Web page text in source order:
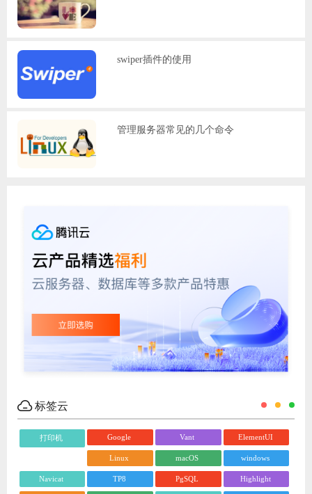
swiper插件的使用
管理服务器常见的几个命令
标签云
打印机 Google Vant ElementUI
Linux macOS windows
Navicat TP8 PgSQL Highlight